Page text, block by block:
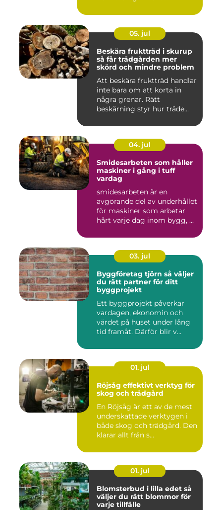
05. jul
Beskära fruktträd i skurup
så får trädgården mer
skörd och mindre problem
Att beskära fruktträd handlar
inte bara om att korta in
några grenar. Rätt
beskärning styr hur träde...
04. jul
Smidesarbeten som håller
maskiner i gång i tuff
vardag
smidesarbeten är en
avgörande del av underhållet
för maskiner som arbetar
hårt varje dag inom bygg, ...
03. jul
Byggföretag tjörn så väljer
du rätt partner för ditt
byggprojekt
Ett byggprojekt påverkar
vardagen, ekonomin och
värdet på huset under lång
tid framåt. Därför blir v...
01. jul
Röjsåg effektivt verktyg för
skog och trädgård
En Röjsåg är ett av de mest
underskattade verktygen i
både skog och trädgård. Den
klarar allt från s...
01. jul
Blomsterbud i lilla edet så
väljer du rätt blommor för
varje tillfälle